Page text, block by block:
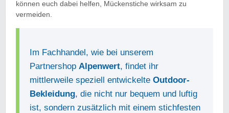
können euch dabei helfen, Mückenstiche wirksam zu
vermeiden.
Im Fachhandel, wie bei unserem
PartnershopAlpenwert, findet ihr
mittlerweile speziell entwickelteOutdoor-
Bekleidung, die nicht nur bequem und luftig
ist, sondern zusätzlich mit einem stichfesten